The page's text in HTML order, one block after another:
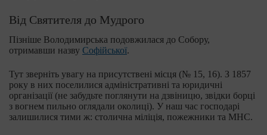
Від Святителя до Мудрого
Пізніше Володимирська подовжилася до Собору,
отримавши назву Софійської.
Тут зверніть увагу на присутствені місця (№ 15, 16). З 1857
року в них поселилися адміністративні та юридичні
організації (не забудьте поглянути на дзвіницю, звідки борці
з вогнем пильно оглядали околиці). У наш час господарі
залишилися тими ж: столична міліція, пожежники та МНС.